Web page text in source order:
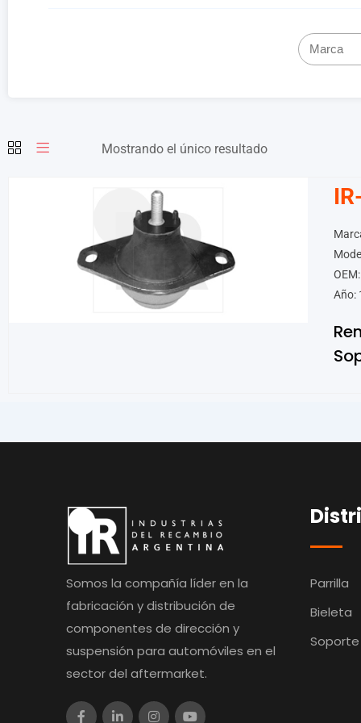
Mostrando el único resultado
Año:
Somos la compañía líder en la
fabricación y distribución de
componentes de dirección y
suspensión para automóviles en el
sector del aftermarket.
Parrilla
Bieleta